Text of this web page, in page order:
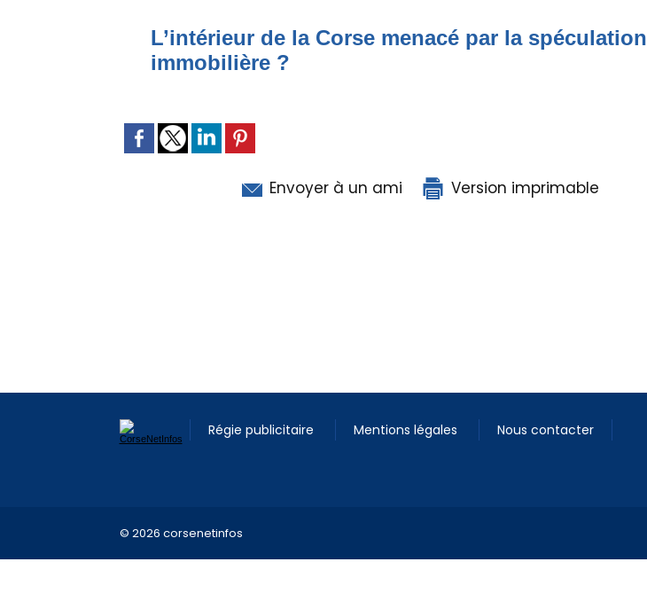
L’intérieur de la Corse menacé par la spéculation
immobilière ?
Envoyer à un ami Version imprimable